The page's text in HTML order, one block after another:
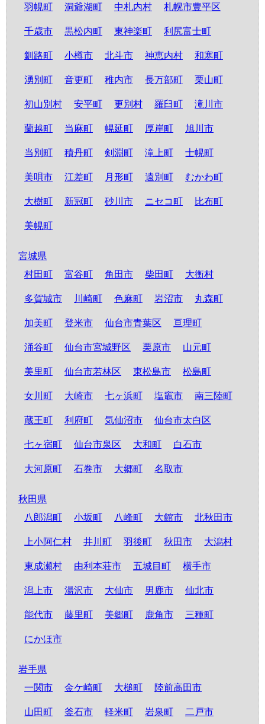
羽幌町 洞爺湖町 中札内村 札幌市豊平区
千歳市 黒松内町 東神楽町 利尻富士町
釧路町 小樽市 北斗市 神恵内村 和寒町
湧別町 音更町 稚内市 長万部町 栗山町
初山別村 安平町 更別村 羅臼町 滝川市
蘭越町 当麻町 幌延町 厚岸町 旭川市
当別町 積丹町 剣淵町 滝上町 士幌町
美唄市 江差町 月形町 遠別町 むかわ町
大樹町 新冠町 砂川市 ニセコ町 比布町
美幌町
宮城県
村田町
富谷町 角田市 柴田町 大衡村
多賀城市 川崎町 色麻町 岩沼市 丸森町
加美町 登米市 仙台市青葉区 亘理町
涌谷町 仙台市宮城野区 栗原市 山元町
美里町 仙台市若林区 東松島市 松島町
女川町 大崎市 七ヶ浜町 塩竈市 南三陸町
蔵王町 利府町 気仙沼市 仙台市太白区
七ヶ宿町 仙台市泉区 大和町 白石市
大河原町 石巻市 大郷町 名取市
秋田県
八郎潟町
小坂町 八峰町 大館市 北秋田市
上小阿仁村 井川町 羽後町 秋田市 大潟村
東成瀬村 由利本荘市 五城目町 横手市
潟上市 湯沢市 大仙市 男鹿市 仙北市
能代市 藤里町 美郷町 鹿角市 三種町
にかほ市
岩手県
一関市
金ケ崎町 大槌町 陸前高田市
山田町 釜石市 軽米町 岩泉町 二戸市